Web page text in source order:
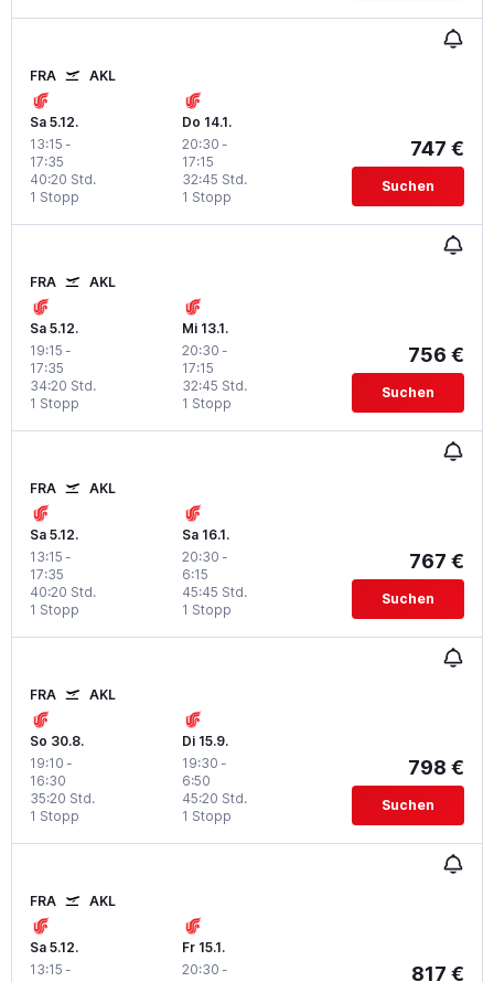
FRA AKL
Sa 5.12.
13:15 -
17:35
1 Stopp
40:20 Std.
Do 14.1.
20:30 -
17:15
1 Stopp
32:45 Std.
747 €
Suchen
FRA AKL
Sa 5.12.
19:15 -
17:35
1 Stopp
34:20 Std.
Mi 13.1.
20:30 -
17:15
1 Stopp
32:45 Std.
756 €
Suchen
FRA AKL
Sa 5.12.
13:15 -
17:35
1 Stopp
40:20 Std.
Sa 16.1.
20:30 -
6:15
1 Stopp
45:45 Std.
767 €
Suchen
FRA AKL
So 30.8.
19:10 -
16:30
1 Stopp
35:20 Std.
Di 15.9.
19:30 -
6:50
1 Stopp
45:20 Std.
798 €
Suchen
FRA AKL
Sa 5.12.
13:15 -
Fr 15.1.
20:30 -
817 €